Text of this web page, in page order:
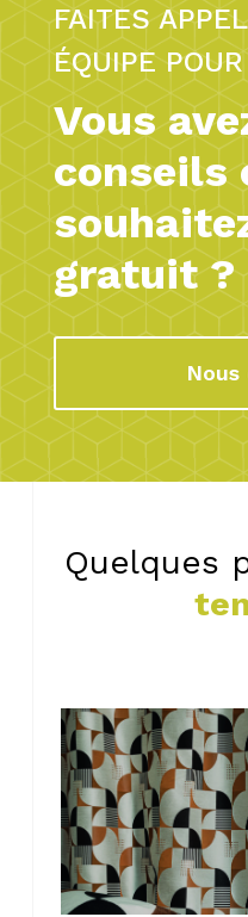
FAITES
ÉQUIPE
Vous
conseils
gratuit ?
Quelques
Photo
de
l'album